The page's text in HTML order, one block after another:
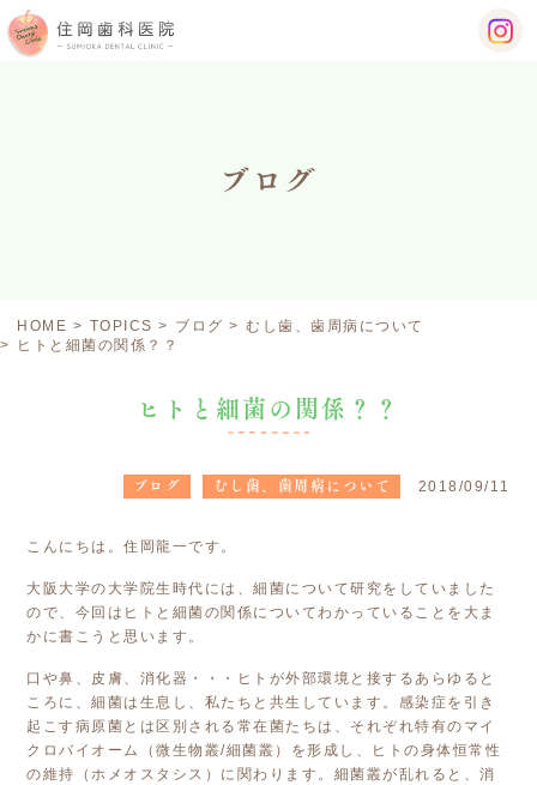
ブログ
HOME TOPICS ブログ
むし歯、歯周病について
ヒトと細菌の関係？？
ヒトと細菌の関係？？
ブログ むし歯、歯周病について 2018/09/11
こんにちは。住岡龍一です。
大阪大学の大学院生時代には、細菌について研究をしていました
ので、今回はヒトと細菌の関係についてわかっていることを大ま
かに書こうと思います。
口や鼻、皮膚、消化器・・・ヒトが外部環境と接するあらゆると
ころに、細菌は生息し、私たちと共生しています。感染症を引き
起こす病原菌とは区別される常在菌たちは、それぞれ特有のマイ
クロバイオーム（微生物叢/細菌叢）を形成し、ヒトの身体恒常性
の維持（ホメオスタシス）に関わります。細菌叢が乱れると、消